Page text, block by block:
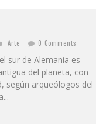
Arte 0 Comments
sur de Alemania es
del planeta, con
según arqueólogos del